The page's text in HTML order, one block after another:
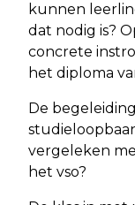
kunnen
dat nodig is?
concrete
het diploma
De
vergeleken
het vso?